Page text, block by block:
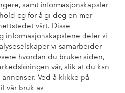
samt informasjonskapsler
og for å gi deg en mer
vårt. Disse
informasjonskapslene deler vi
vi samarbeider
hvordan du bruker siden,
vår, slik at du kan
Ved å klikke på
vår bruk av
spørsmålene i vår FAQ. Du finner
du kan kontakte oss.
Betalingsmåte